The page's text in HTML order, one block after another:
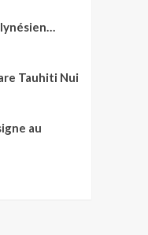
Tauhiti Nui
au